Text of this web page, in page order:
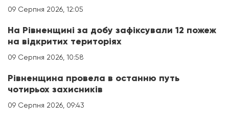
09 Серпня 2026, 12:05
На Рівненщині за добу зафіксували 12 пожеж
на відкритих територіях
09 Серпня 2026, 10:58
Рівненщина провела в останню путь
чотирьох захисників
09 Серпня 2026, 09:43